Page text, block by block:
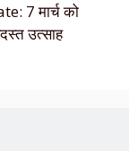
7 मार्च को
उत्साह